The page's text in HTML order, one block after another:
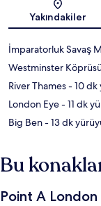
Yakındakiler
İmparatorluk Savaş
Westminster
River Thames- 10 dk
London Eye- 11 dk
Big Ben- 13 dk
Bu
Point A